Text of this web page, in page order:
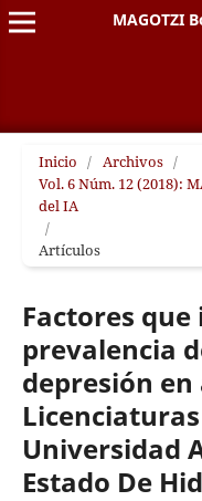
MAGOTZI
Inicio / Archivos /
Vol. 6 Núm. 12 (2018):
del IA
/
Artículos
Factores
prevalencia
depresión
Universidad
Estado De